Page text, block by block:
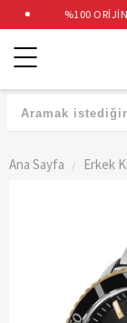
%100
Kategoriler
Ana Sayfa Erkek